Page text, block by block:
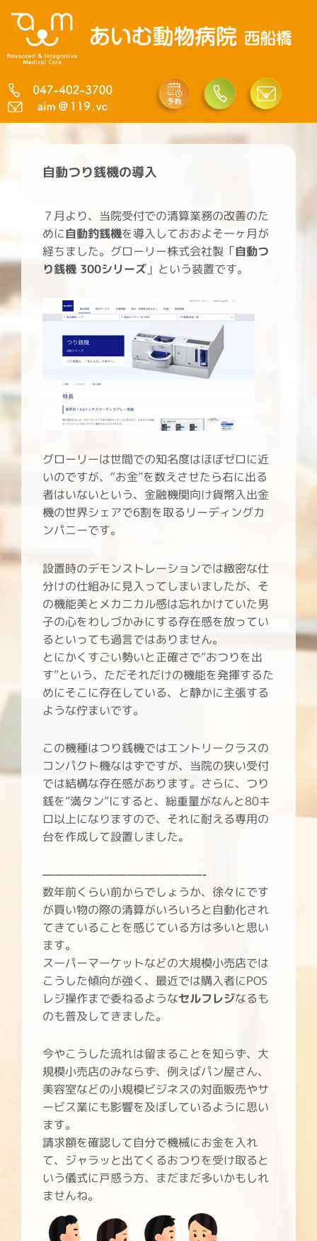
ス
ッ
プ
自動つり銭機の導入
７月より、当院受付での清算業務の改善のた
めに自動釣銭機を導入しておおよそ一ヶ月が
経ちました。グローリー株式会社製「自動つ
り銭機 300シリーズ 」という装置です。
グローリーは世間での知名度はほぼゼロに近
いのですが、“お金”を数えさせたら右に出る
者はいないという、金融機関向け貨幣入出金
機の世界シェアで6割を取るリーディングカ
ンパニーです。
設置時のデモンストレーションでは緻密な仕
分けの仕組みに見入ってしまいましたが、そ
の機能美とメカニカル感は忘れかけていた男
子の心をわしづかみにする存在感を放ってい
るといっても過言ではありません。
とにかくすごい勢いと正確さで”おつりを出
す”という、ただそれだけの機能を発揮するた
めにそこに存在している、と静かに主張する
ような佇まいです。
この機種はつり銭機ではエントリークラスの
コンパクト機なはずですが、当院の狭い受付
では結構な存在感があります。さらに、つり
銭を”満タン”にすると、総重量がなんと80キ
ロ以上になりますので、それに耐える専用の
台を作成して設置しました。
———————————————-
数年前くらい前からでしょうか、徐々にです
が買い物の際の清算がいろいろと自動化され
てきていることを感じている方は多いと思い
ます。
スーパーマーケットなどの大規模小売店では
こうした傾向が強く、最近では購入者にPOS
レジ操作まで委ねるようなセルフレジなるも
のも普及してきました。
今やこうした流れは留まることを知らず、大
規模小売店のみならず、例えばパン屋さん、
美容室などの小規模ビジネスの対面販売やサ
ービス業にも影響を及ぼしているように思い
ます。
請求額を確認して自分で機械にお金を入れ
て、ジャラッと出てくるおつりを受け取ると
いう儀式に戸惑う方、まだまだ多いかもしれ
ませんね。